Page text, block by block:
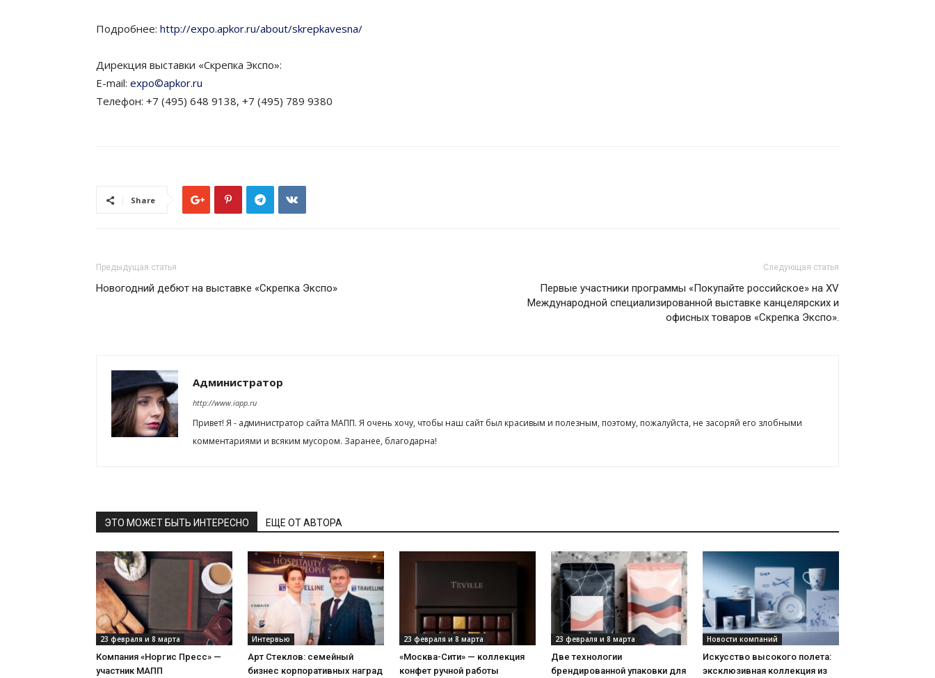
Подробнее: http://expo.apkor.ru/about/skrepkavesna/
Дирекция выставки «Скрепка Экспо»:
E-mail: expo©apkor.ru
Телефон: +7 (495) 648 9138, +7 (495) 789 9380
Share
Предыдущая статья
Новогодний дебют на выставке «Скрепка Экспо»
Следующая статья
Первые участники программы «Покупайте российское» на XV
Международной специализированной выставке канцелярских и
офисных товаров «Скрепка Экспо».
Администратор
http://www.iapp.ru
Привет! Я - администратор сайта МАПП. Я очень хочу, чтобы наш сайт был красивым и полезным, поэтому, пожалуйста, не засоряй его злобными
комментариями и всяким мусором. Заранее, благодарна!
ЭТО МОЖЕТ БЫТЬ ИНТЕРЕСНО ЕЩЕ ОТ АВТОРА
23 февраля и 8 марта
Компания «Норгис Пресс» —
участник МАПП
Интервью
Арт Стеклов: семейный
бизнес корпоративных наград
23 февраля и 8 марта
«Москва-Сити» — коллекция
конфет ручной работы
23 февраля и 8 марта
Две технологии
брендированной упаковки для
Новости компаний
Искусство высокого полета:
эксклюзивная коллекция из